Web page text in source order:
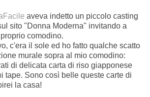
aveva indetto un piccolo casting
sito "Donna Moderna" invitando a
comodino.
c'era il sole ed ho fatto qualche scatto
murale sopra al mio comodino:
di delicata carta di riso giapponese
tape. Sono così belle queste carte di
la casa!